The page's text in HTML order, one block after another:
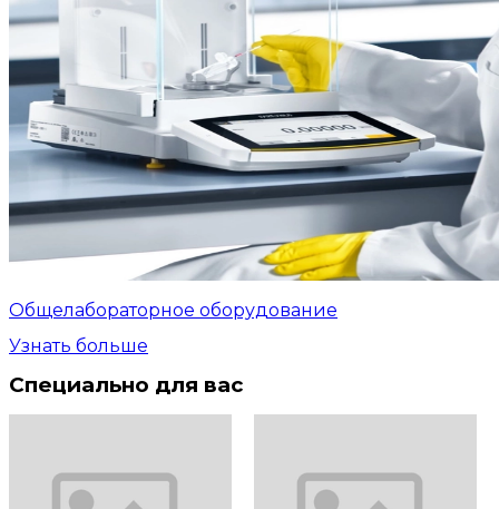
Общелабораторное оборудование
Узнать больше
Специально для вас